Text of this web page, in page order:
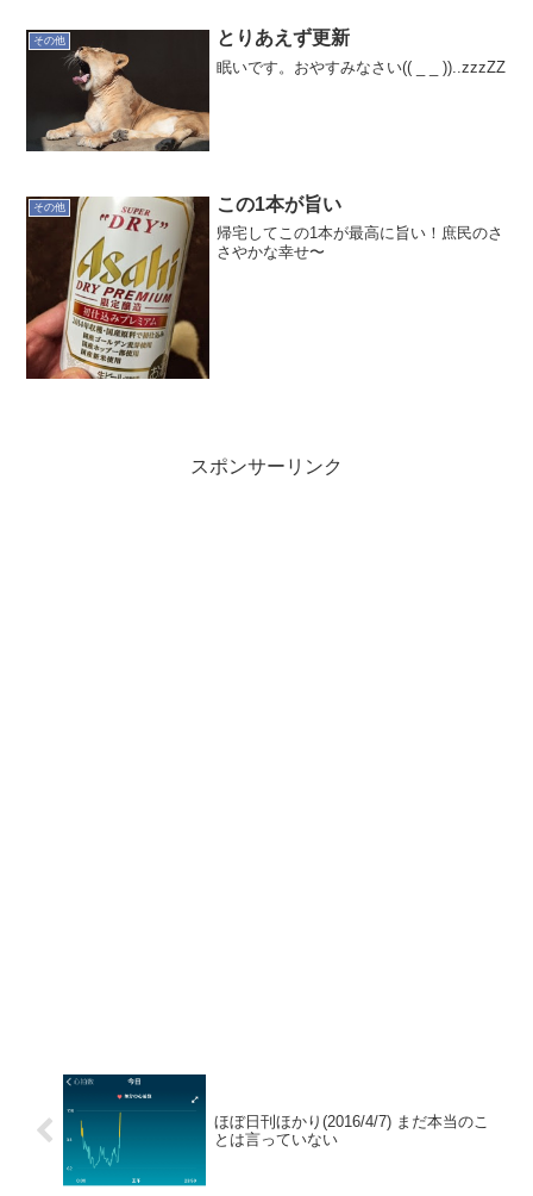
その他 とりあえず更新
眠いです。おやすみなさい(( _ _ ))..zzzZZ
その他 この1本が旨い
帰宅してこの1本が最高に旨い！庶民のさ
さやかな幸せ〜
スポンサーリンク
ほぼ日刊ほかり(2016/4/7) まだ本当のこ
とは言っていない